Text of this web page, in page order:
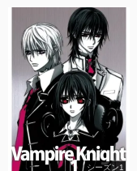
シーズン1